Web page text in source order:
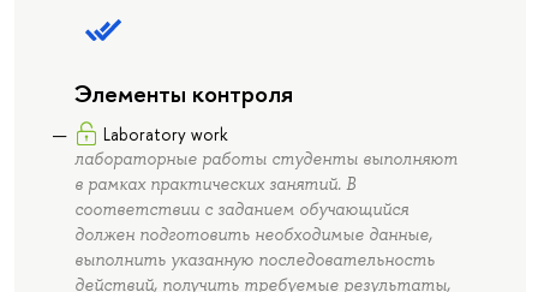
Элементы контроля
Laboratory work
лабораторные работы студенты выполняют
в рамках практических занятий. В
соответствии с заданием обучающийся
должен подготовить необходимые данные,
выполнить указанную последовательность
действий, получить требуемые результаты,